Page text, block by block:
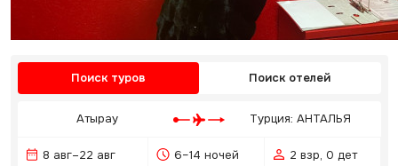
Поиск туров Поиск отелей
Атырау Турция: АНТАЛЬЯ
8 авг–22 авг 6–14 ночей 2 взр, 0 дет